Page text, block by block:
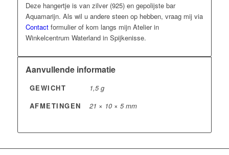
Deze hangertje is van zilver (925) en gepolijste bar
Aquamarijn. Als wil u andere steen op hebben, vraag mij via
Contactformulier of kom langs mijn Atelier in
Winkelcentrum Waterland in Spijkenisse.
Aanvullende informatie
GEWICHT
1,5 g
AFMETINGEN
21 × 10 × 5 mm